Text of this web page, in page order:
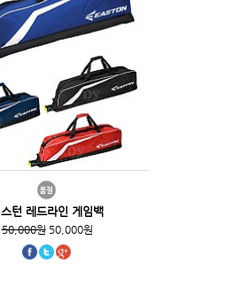
턴 레드라인 게임백
50,000원50,000원